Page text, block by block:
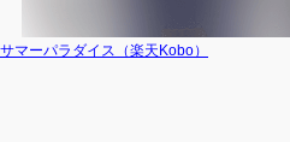
サマーパラダイス（楽天Kobo）